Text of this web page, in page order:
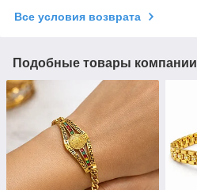
Все условия возврата
Подобные товары компании